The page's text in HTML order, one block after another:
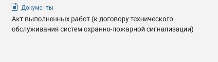
Документы
Акт выполненных работ (к договору технического
обслуживания систем охранно-пожарной сигнализации)